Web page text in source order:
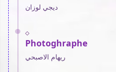
ديجي لوزان
◇
Photoghraphe
ريهام الاصبحي